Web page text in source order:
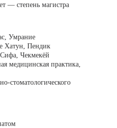
— степень магистра
Умрание
Хатун, Пендик
Чекмекёй
медицинская практика,
стоматологического